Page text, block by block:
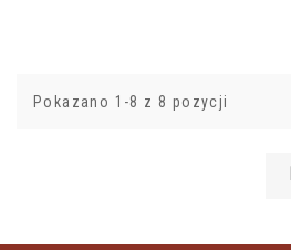
Pokazano 1-8 z 8 pozycji